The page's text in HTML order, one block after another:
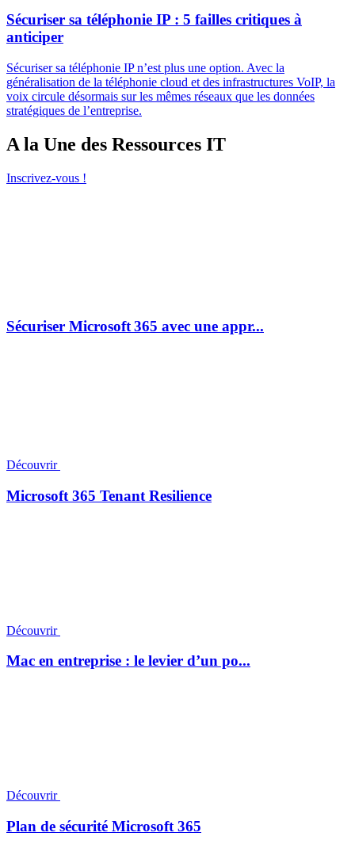
Sécuriser sa téléphonie IP : 5 failles critiques à
anticiper
Sécuriser sa téléphonie IP n’est plus une option. Avec la
généralisation de la téléphonie cloud et des infrastructures VoIP, la
voix circule désormais sur les mêmes réseaux que les données
stratégiques de l’entreprise.
A la Une des Ressources IT
Inscrivez-vous !
Sécuriser Microsoft 365 avec une appr...
Découvrir
Microsoft 365 Tenant Resilience
Découvrir
Mac en entreprise : le levier d’un po...
Découvrir
Plan de sécurité Microsoft 365